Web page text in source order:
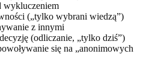
wykluczeniem
(„tylko wybrani wiedzą”)
z innymi
(odliczanie, „tylko dziś”)
się na „anonimowych